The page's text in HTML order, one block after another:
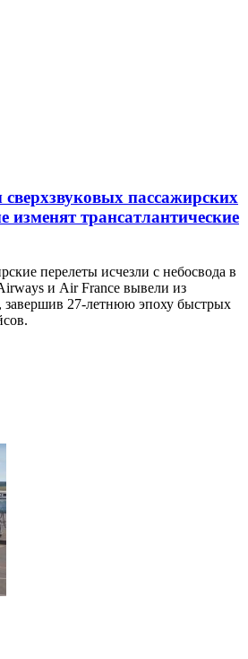
пассажирских
изменят трансатлантические
перелеты исчезли с небосвода в
и Air France вывели из
завершив 27-летнюю эпоху быстрых